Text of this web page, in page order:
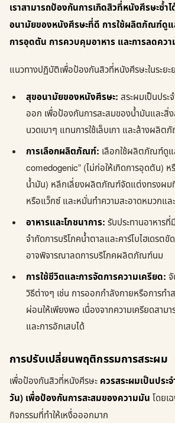
เราสามารถป้องกันการเกิดสิวที่หนังศีรษะซ้ำ
อนามัยของหนังศีรษะที่ดี การใช้ผลิตภัณฑ์ดูแ
การอุดตัน การควบคุมอาหาร และการลดควา
แนวทางปฏิบัติเพื่อป้องกันสิวที่หนังศีรษะในระยะ
สุขอนามัยของหนังศีรษะ: สระผมเป็นประ
ออก เพื่อป้องกันการสะสมของน้ำมันและสิ่
นวดเบาๆ แทนการใช้เล็บเกา และล้างผลิ
การเลือกผลิตภัณฑ์: เลือกใช้ผลิตภัณฑ์ดูแ
comedogenic” (ไม่ก่อให้เกิดการอุดตัน) ห
น้ำมัน) หลีกเลี่ยงผลิตภัณฑ์จัดแต่งทรงผม
หรือแว็กซ์ และหมั่นทำความสะอาดหมวกแ
อาหารและโภชนาการ: รับประทานอาหาร
จำกัดการบริโภคน้ำตาลและคาร์โบไฮเดรต
อาจพิจารณาลดการบริโภคผลิตภัณฑ์นม
การใช้ชีวิตและการจัดการความเครียด:
วิธีต่างๆ เช่น การออกกำลังกายหรือการท
ผ่อนให้เพียงพอ เนื่องจากความเครียดสาม
และการอักเสบได้
การปรับเปลี่ยนพฤติกรรมการสระผม
เพื่อป้องกันสิวที่หนังศีรษะ ควรสระผมเป็นประ
วัน) เพื่อป้องกันการสะสมของความมัน โดยเ
กิจกรรมที่ทำให้เหงื่อออกมาก